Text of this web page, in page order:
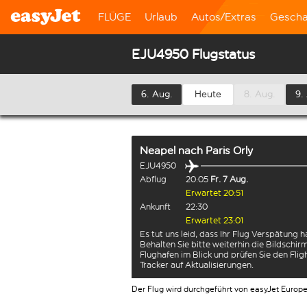
FLÜGE Urlaub Autos/Extras
EJU4950 Flugstatus
6. Aug. Heute 8. Aug. 9.
Neapel nach Paris Orly
EJU4950
Abflug
20:05 Fr. 7 Aug.
Erwartet 20:51
Ankunft
22:30
Erwartet 23:01
Es tut uns leid, dass Ihr Flug Verspätung
Behalten Sie bitte weiterhin die
Flughafen im Blick und prüfen Sie den
Tracker auf Aktualisierungen.
Der Flug wird durchgeführt von easyJet Europe